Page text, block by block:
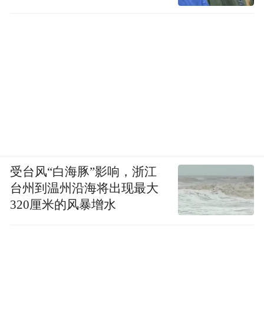
受台风“白海豚”影响，浙江
台州到温州沿海将出现最大
320厘米的风暴增水